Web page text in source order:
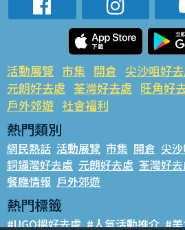
活動展覽 市集 開倉 尖沙咀好
元朗好去處 荃灣好去處 旺角好
戶外郊遊 社會福利
熱門類別
網民熱話 活動展覽 市集 開倉 尖
銅鑼灣好去處 元朗好去處 荃灣好
餐廳情報 戶外郊遊
熱門標籤
#UGO搵好去處 #人氣活動推介 #